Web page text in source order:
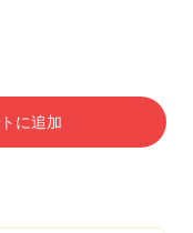
に追加